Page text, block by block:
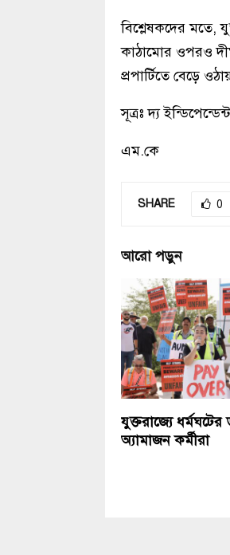
বিশ্লেষকদের মতে,
কাঠামোর ওপরও
প্রপার্টিতে বেড়ে
সূত্রঃ দ্য ইন্ডিপেন্ডেন্ট
এম.কে
SHARE 0
আরো পড়ুন
যুক্তরাজ্যে ধর্মঘটের
অ্যামাজন কর্মীরা